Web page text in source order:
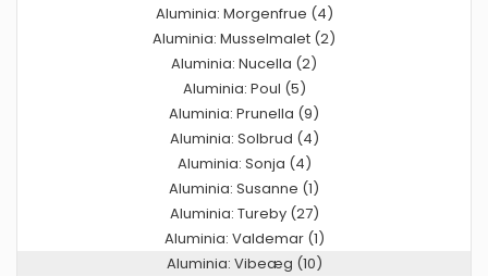
Aluminia: Morgenfrue (4)
Aluminia: Musselmalet (2)
Aluminia: Nucella (2)
Aluminia: Poul (5)
Aluminia: Prunella (9)
Aluminia: Solbrud (4)
Aluminia: Sonja (4)
Aluminia: Susanne (1)
Aluminia: Tureby (27)
Aluminia: Valdemar (1)
Aluminia: Vibeæg (10)